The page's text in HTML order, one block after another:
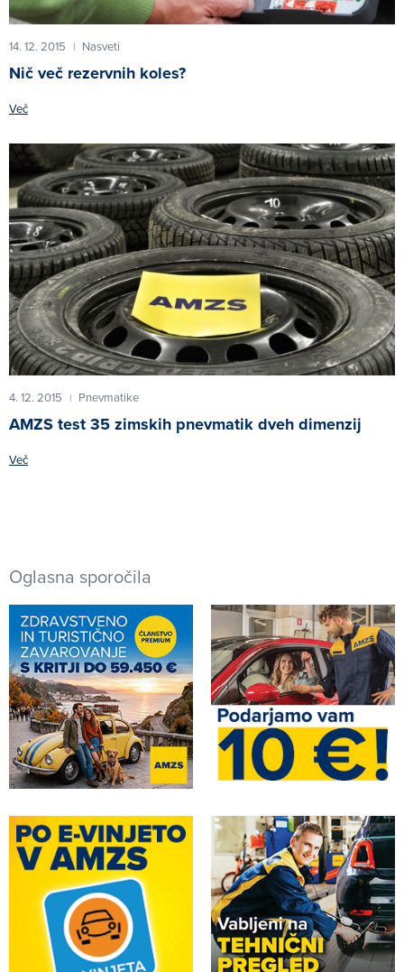
14. 12. 2015 | Nasveti
Nič več rezervnih koles?
Več
4. 12. 2015 | Pnevmatike
AMZS test 35 zimskih pnevmatik dveh dimenzij
Več
Oglasna sporočila